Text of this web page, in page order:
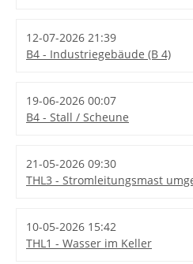
12-07-2026 21:39
B4 - Industriegebäude (B 4)
19-06-2026 00:07
B4 - Stall / Scheune
21-05-2026 09:30
THL3 - Stromleitungsmast
10-05-2026 15:42
THL1 - Wasser im Keller